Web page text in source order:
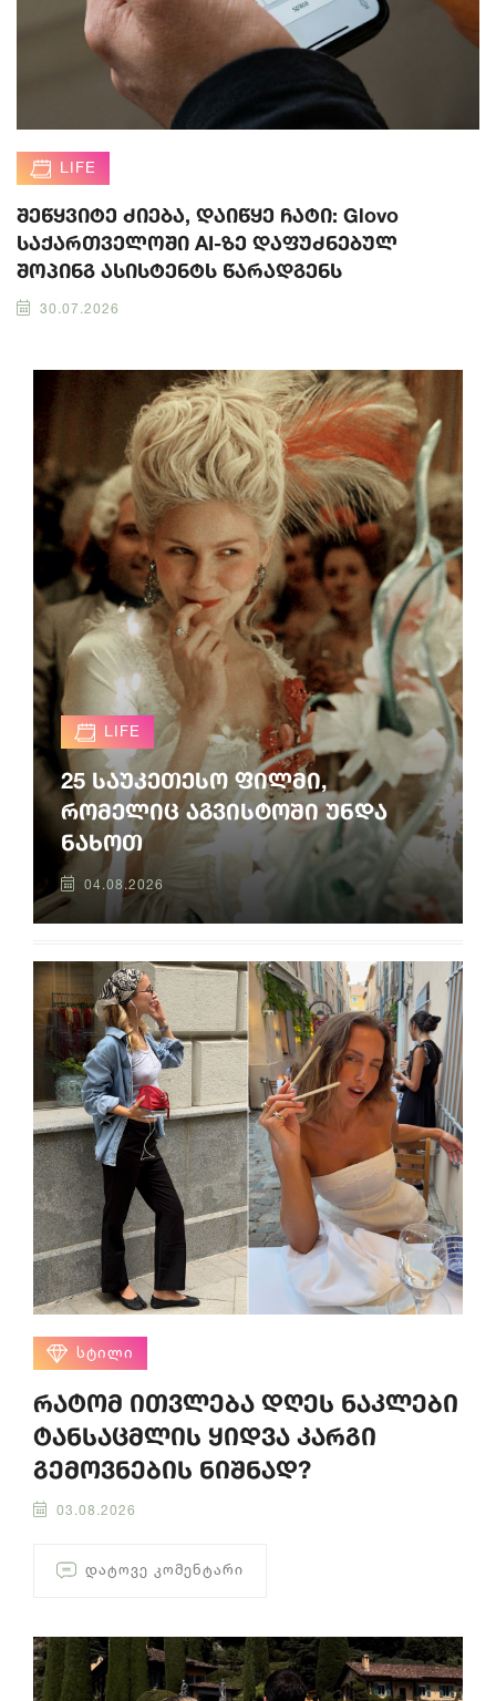
LIFE
შეწყვიტე ძიება, დაიწყე ჩატი: Glovo
საქართველოში AI-ზე დაფუძნებულ
შოპინგ ასისტენტს წარადგენს
30.07.2026
LIFE
25 საუკეთესო ფილმი,
რომელიც აგვისტოში უნდა
ნახოთ
04.08.2026
ᲡᲢᲘᲚᲘ
რატომ ითვლება დღეს ნაკლები
ტანსაცმლის ყიდვა კარგი
გემოვნების ნიშნად?
03.08.2026
ᲓᲐᲢᲝᲕᲔ ᲙᲝᲛᲔᲜᲢᲐᲠᲘ